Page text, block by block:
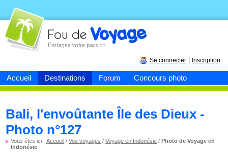
Accueil Destinations Forum Concours photo
Fou devoyage
Se connecter Inscription
Bali, l'envoûtante Île des Dieux -
Photo n°127
Vous êtes ici :Accueil /Vos voyages /Voyage en Indonésie /Photo de Voyage en
Indonésie